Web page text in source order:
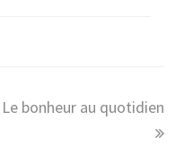
Le bonheur au quotidien